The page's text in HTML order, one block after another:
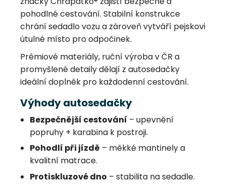
pohodlné cestování. Stabilní konstrukce
chrání sedadlo vozu a zároveň vytváří pejskovi
útulné místo pro odpočinek.
Prémiové materiály, ruční výroba v ČR a
promyšlené detaily dělají z autosedačky
ideální doplněk pro každodenní cestování.
Výhody autosedačky
Bezpečnější cestování – upevnění
popruhy + karabina k postroji.
Pohodlí při jízdě – měkké mantinely a
kvalitní matrace.
Protiskluzové dno – stabilita na sedadle.